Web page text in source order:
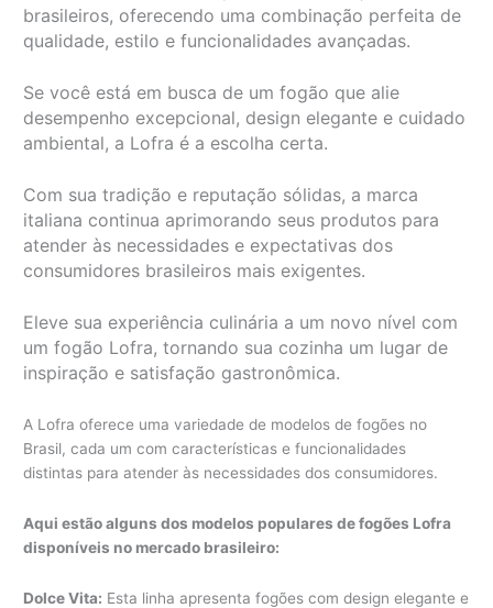
brasileiros, oferecendo uma combinação perfeita de
qualidade, estilo e funcionalidades avançadas.
Se você está em busca de um fogão que alie
desempenho excepcional, design elegante e cuidado
ambiental, a Lofra é a escolha certa.
Com sua tradição e reputação sólidas, a marca
italiana continua aprimorando seus produtos para
atender às necessidades e expectativas dos
consumidores brasileiros mais exigentes.
Eleve sua experiência culinária a um novo nível com
um fogão Lofra, tornando sua cozinha um lugar de
inspiração e satisfação gastronômica.
A Lofra oferece uma variedade de modelos de fogões no
Brasil, cada um com características e funcionalidades
distintas para atender às necessidades dos consumidores.
Aqui estão alguns dos modelos populares de fogões Lofra
disponíveis no mercado brasileiro:
Dolce Vita: Esta linha apresenta fogões com design elegante e